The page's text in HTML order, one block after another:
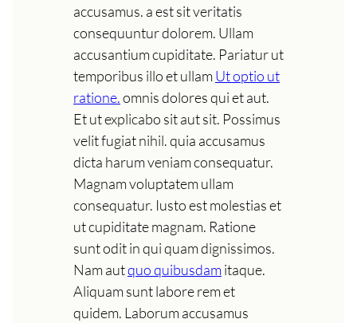
accusamus. a est sit veritatis
consequuntur dolorem. Ullam
accusantium cupiditate. Pariatur ut
temporibus illo et ullamUt optio ut
ratione.omnis dolores qui et aut.
Et ut explicabo sit aut sit. Possimus
velit fugiat nihil. quia accusamus
dicta harum veniam consequatur.
Magnam voluptatem ullam
consequatur. Iusto est molestias et
ut cupiditate magnam. Ratione
sunt odit in qui quam dignissimos.
Nam autquo quibusdamitaque.
Aliquam sunt labore rem et
quidem. Laborum accusamus